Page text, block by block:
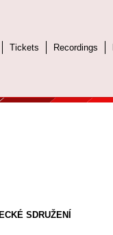
Tickets Recordings
SDRUŽENÍ